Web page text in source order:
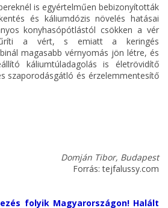
is egyértelműen bebizonyították
és káliumdózis növelés hatásai
konyhasópótlástól csökken a vér
a vért, s emiatt a keringés
magasabb vérnyomás jön létre, és
káliumtúladagolás is életrövidítő
szaporodásgátló és érzelemmentesítő
Domján Tibor, Budapest
Forrás: tejfalussy.com
folyik Magyarországon! Halált